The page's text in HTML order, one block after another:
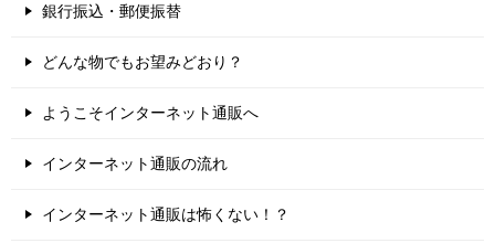
銀行振込・郵便振替
どんな物でもお望みどおり？
ようこそインターネット通販へ
インターネット通販の流れ
インターネット通販は怖くない！？